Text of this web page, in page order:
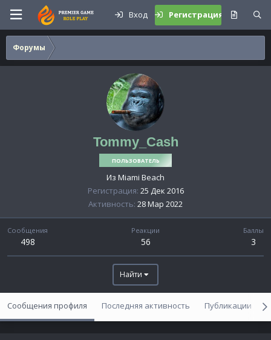
Вход Регистрация
Форумы
Tommy_Cash
ПОЛЬЗОВАТЕЛЬ
Из Miami Beach
Регистрация 25 Дек 2016
Активность 28 Мар 2022
Сообщения
498
Реакции
56
Баллы
3
Найти
Сообщения профиля Последняя активность Публикации